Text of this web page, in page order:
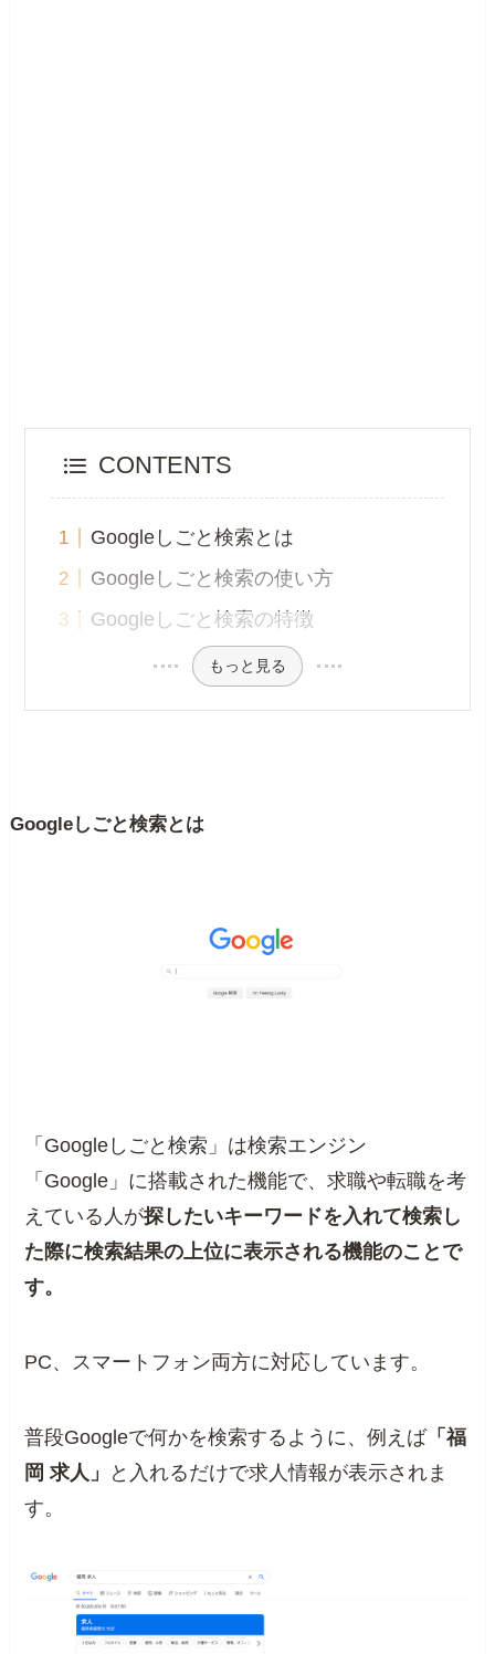
CONTENTS
Googleしごと検索とは
Googleしごと検索の使い方
Googleしごと検索の特徴
もっと見る
Googleしごと検索とは
「Googleしごと検索」は検索エンジン
「Google」に搭載された機能で、求職や転職を考
えている人が探したいキーワードを入れて検索し
た際に検索結果の上位に表示される機能のことで
す。
PC、スマートフォン両方に対応しています。
普段Googleで何かを検索するように、例えば「福
岡 求人」
と入れるだけで求人情報が表示されま
す。